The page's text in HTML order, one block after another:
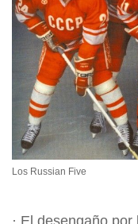
Los Russian Five
· El desengaño